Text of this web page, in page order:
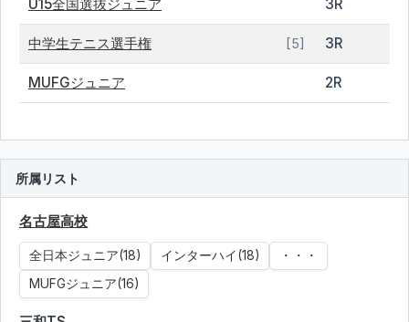
U15全国選抜ジュニア 3R
中学生テニス選手権 [5] 3R
MUFGジュニア 2R
所属リスト
名古屋高校
全日本ジュニア(18) インターハイ(18)
・・・
MUFGジュニア(16)